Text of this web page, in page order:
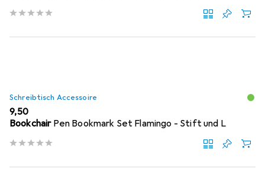
Schreibtisch Accessoire
EUR
9,50
Bookchair Pen Bookmark Set Flamingo - Stift und L